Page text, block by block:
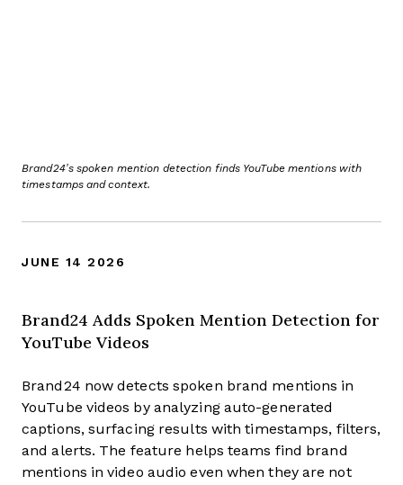
Brand24’s spoken mention detection finds YouTube mentions with
timestamps and context.
JUNE 14 2026
Brand24 Adds Spoken Mention Detection for
YouTube Videos
Brand24 now detects spoken brand mentions in
YouTube videos by analyzing auto-generated
captions, surfacing results with timestamps, filters,
and alerts. The feature helps teams find brand
mentions in video audio even when they are not